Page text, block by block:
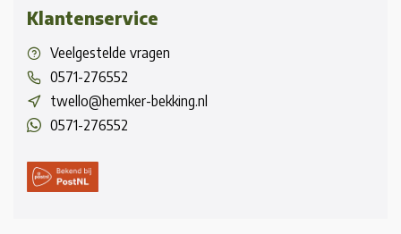
Klantenservice
Veelgestelde vragen
0571-276552
twello@hemker-bekking.nl
0571-276552